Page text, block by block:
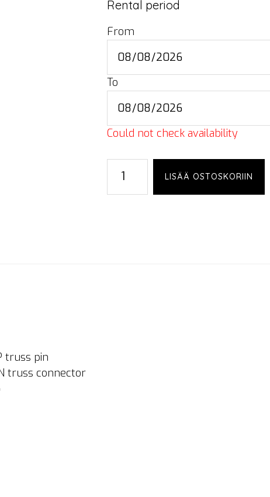
Rental period
From
To
Could not check availability
accessories,
LISÄÄ OSTOSKORIIN
truss pin
truss connector